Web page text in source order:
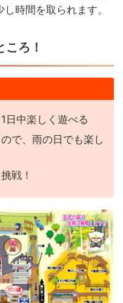
時間を取られます。
ろ！
日中楽しく遊べる
で、雨の日でも楽し
戦！